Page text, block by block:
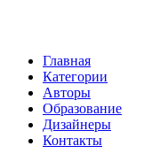
Главная
Категории
Авторы
Образование
Дизайнеры
Контакты